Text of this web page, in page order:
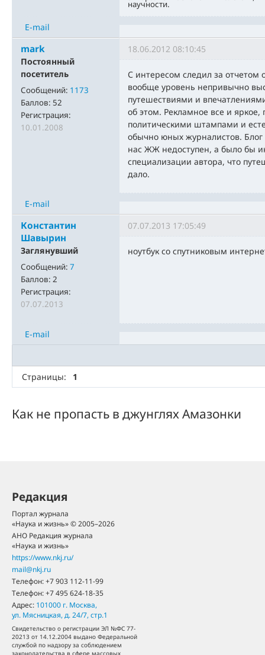
научности.
E-mail
mark
Постоянный
посетитель
Сообщений: 1173
Баллов: 52
Регистрация:
10.01.2008
18.06.2012 08:10:45
С интересом следил за
вообще уровень непривычно
путешествиями и
об этом. Рекламное все и
политическими штампами и
обычно юных журналистов. Блог
нас ЖЖ недоступен, а было бы
специализации автора, что
дало.
E-mail
Константин
Шавырин
Заглянувший
Сообщений: 7
Баллов: 2
Регистрация:
07.07.2013
07.07.2013 17:05:49
ноутбук со спутниковым
E-mail
Страницы: 1
Как не пропасть в джунглях Амазонки
Редакция
Портал журнала
«Наука и жизнь» © 2005–2026
АНО Редакция журнала
«Наука и жизнь»
https://www.nkj.ru/
mail@nkj.ru
Телефон:+7 903 112-11-99
Телефон:+7 495 624-18-35
Адрес: 101000 г. Москва,
ул. Мясницкая, д. 24/7, стр.1
Свидетельство о регистрации ЭЛ №ФС 77-
20213 от 14.12.2004 выдано Федеральной
службой по надзору за соблюдением
законодательства в сфере массовых